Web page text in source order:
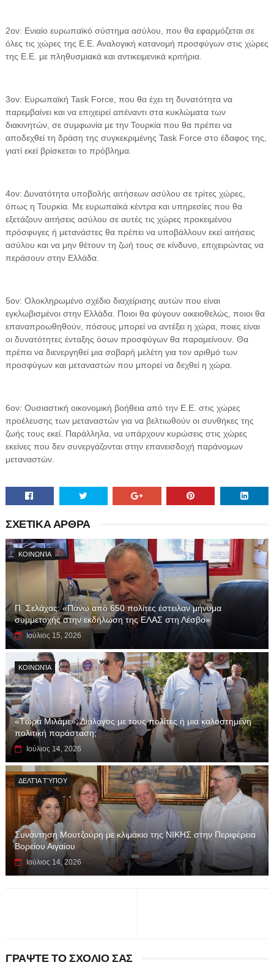
2ον: Ενιαίο ευρωπαϊκό σύστημα ασύλου, που θα εφαρμόζεται σε
όλες τις χώρες της Ε.Ε. Αναλογική κατανομή προσφύγων στις χώρες
της Ε.Ε. με πληθυσμιακά και αντικειμενικά κριτήρια.
3ον: Ευρωπαϊκή Task Force, που θα έχει τη δυνατότητα να
παρεμβαίνει και να επιχειρεί απέναντι στα κυκλώματα των
διακινητών, σε συμφωνία με την Τουρκία που θα πρέπει να
αποδεχθεί τη δράση της συγκεκριμένης Task Force στο έδαφος της,
γιατί εκεί βρίσκεται το πρόβλημα.
4ον: Δυνατότητα υποβολής αιτήσεων ασύλου σε τρίτες χώρες,
όπως η Τουρκία. Με ευρωπαϊκά κέντρα και υπηρεσίες που θα
εξετάζουν αιτήσεις ασύλου σε αυτές τις χώρες προκειμένου
πρόσφυγες ή μετανάστες θα πρέπει να υποβάλλουν εκεί αιτήσεις
ασύλου και να μην θέτουν τη ζωή τους σε κίνδυνο, επιχειρώντας να
περάσουν στην Ελλάδα.
5ον: Ολοκληρωμένο σχέδιο διαχείρισης αυτών που είναι
εγκλωβισμένοι στην Ελλάδα. Ποιοι θα φύγουν οικειοθελώς, ποιοι θα
επαναπροωθηθούν, πόσους μπορεί να αντέξει η χώρα, ποιες είναι
οι δυνατότητες ένταξης όσων προσφύγων θα παραμείνουν. Θα
πρέπει να διενεργηθεί μια σοβαρή μελέτη για τον αριθμό των
προσφύγων και μεταναστών που μπορεί να δεχθεί η χώρα.
6ον: Ουσιαστική οικονομική βοήθεια από την Ε.Ε. στις χώρες
προέλευσης των μεταναστών για να βελτιωθούν οι συνθήκες της
ζωής τους εκεί. Παράλληλα, να υπάρχουν κυρώσεις στις χώρες
εκείνες που δεν συνεργάζονται στην επανεισδοχή παράνομων
μεταναστών.
ΣΧΕΤΙΚΑ ΑΡΘΡΑ
ΚΟΙΝΩΝΊΑ
Π. Σελάχας: «Πάνω από 650 πολίτες έστειλαν μήνυμα
συμμετοχής στην εκδήλωση της ΕΛΑΣ στη Λέσβο»
Ιούλιος 15, 2026
ΚΟΙΝΩΝΊΑ
«Τώρα Μιλάμε»: Διάλογος με τους πολίτες ή μια καλοστημένη
πολιτική παράσταση;
Ιούλιος 14, 2026
ΔΕΛΤΊΑ ΤΎΠΟΥ
Συνάντηση Μουτζούρη με κλιμάκιο της ΝΙΚΗΣ στην Περιφέρεια
Βορείου Αιγαίου
Ιούλιος 14, 2026
ΓΡΑΨΤΕ ΤΟ ΣΧΟΛΙΟ ΣΑΣ